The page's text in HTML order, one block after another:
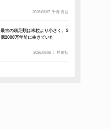
2026/08/07 千野 真吾
最古の頭足類は米粒より小さく、5
億2000万年前に生きていた
2026/08/06 川勝康弘